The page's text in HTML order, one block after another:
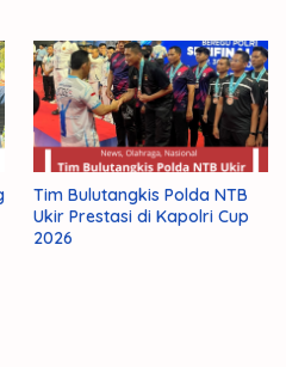
Tim Bulutangkis Polda NTB
Ukir Prestasi di Kapolri Cup
2026